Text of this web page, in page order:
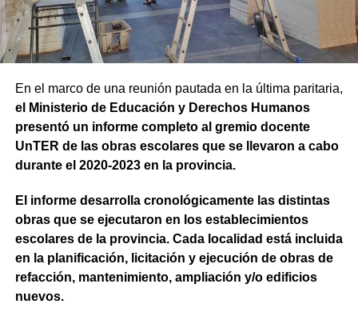
En el marco de una reunión pautada en la última paritaria,
el Ministerio de Educación y Derechos Humanos
presentó un informe completo al gremio docente
UnTER de las obras escolares que se llevaron a cabo
durante el 2020-2023 en la provincia.
El informe desarrolla cronológicamente las distintas
obras que se ejecutaron en los establecimientos
escolares de la provincia. Cada localidad está incluida
en la planificación, licitación y ejecución de obras de
refacción, mantenimiento, ampliación y/o edificios
nuevos.